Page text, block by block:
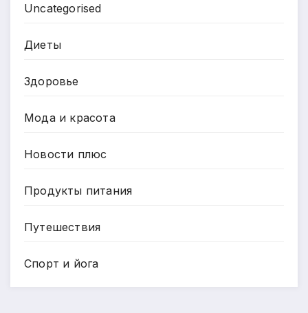
Uncategorised
Диеты
Здоровье
Мода и красота
Новости плюс
Продукты питания
Путешествия
Спорт и йога